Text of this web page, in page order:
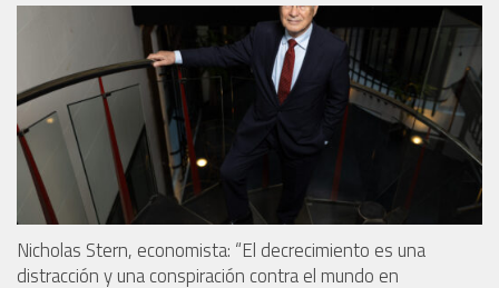
Nicholas Stern, economista: “El decrecimiento es una
distracción y una conspiración contra el mundo en